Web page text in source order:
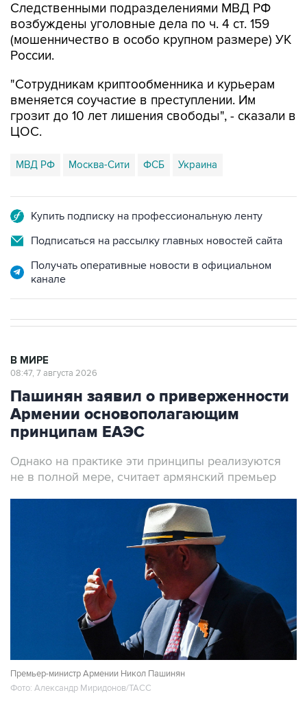
Следственными подразделениями МВД РФ
возбуждены уголовные дела по ч. 4 ст. 159
(мошенничество в особо крупном размере) УК
России.
"Сотрудникам криптообменника и курьерам
вменяется соучастие в преступлении. Им
грозит до 10 лет лишения свободы", - сказали в
ЦОС.
МВД РФ Москва-Сити ФСБ Украина
Купить подписку на профессиональную ленту
Подписаться на рассылку главных новостей сайта
Получать оперативные новости в официальном
канале
В МИРЕ
08:47, 7 августа 2026
Пашинян заявил о приверженности
Армении основополагающим
принципам ЕАЭС
Однако на практике эти принципы реализуются
не в полной мере, считает армянский премьер
Премьер-министр Армении Никол Пашинян
Фото: Александр Миридонов/ТАСС